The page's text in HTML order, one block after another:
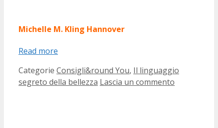
Michelle M. Kling Hannover
Read more
Categorie Consigli&round You, Il linguaggio
segreto della bellezza Lascia un commento